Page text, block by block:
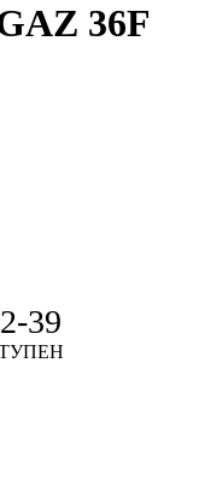
36F
39